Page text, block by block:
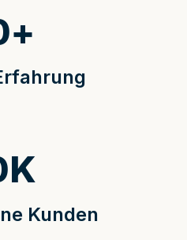
+
Kunden
K